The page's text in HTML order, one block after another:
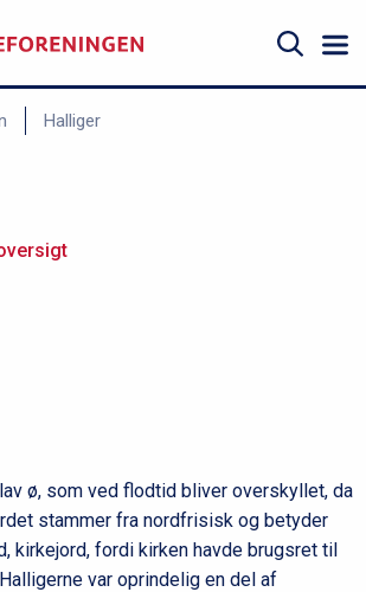
Søg
Halliger
ø, som ved flodtid bliver overskyllet, da
stammer fra nordfrisisk og betyder
kirkejord, fordi kirken havde brugsret til
var oprindelig en del af